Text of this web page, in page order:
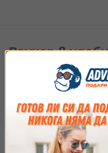
Ваучер в
Съгласие